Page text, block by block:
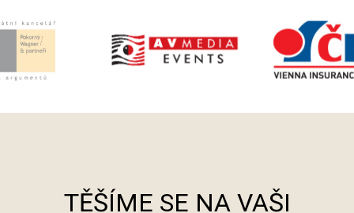
TĚŠÍME SE NA VAŠI